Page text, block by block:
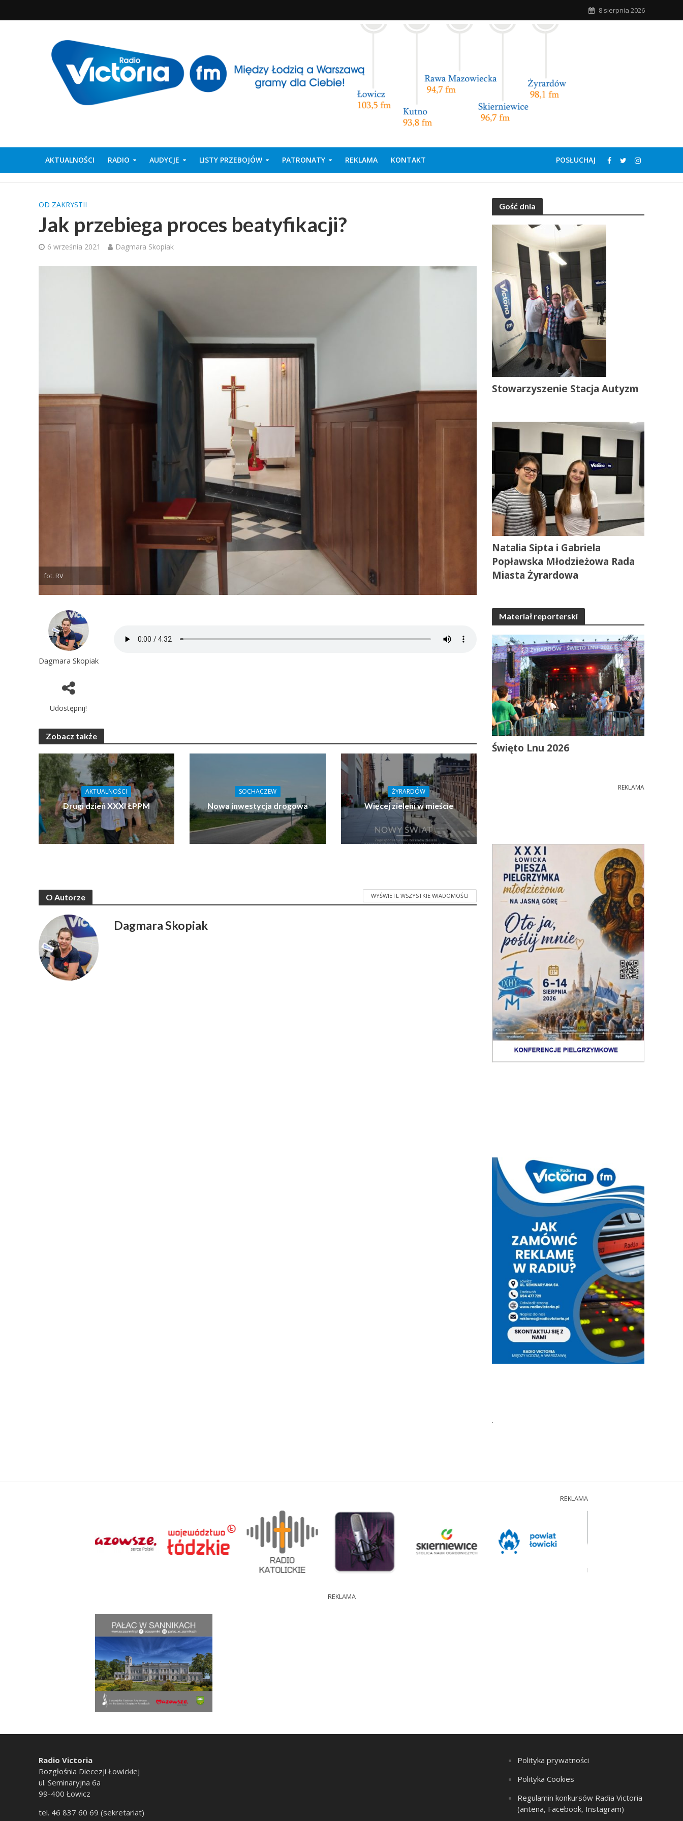
8 sierpnia 2026
AKTUALNOŚCI RADIO AUDYCJE LISTY PRZEBOJÓW PATRONATY REKLAMA KONTAKT POSŁUCHAJ
OD ZAKRYSTII
Jak przebiega proces beatyfikacji?
6 września 2021 Dagmara Skopiak
fot. RV
Dagmara Skopiak
Udostępnij!
Zobacz także
AKTUALNOŚCI
Drugi dzień XXXI ŁPPM
SOCHACZEW
Nowa inwestycja drogowa
ŻYRARDÓW
Więcej zieleni w mieście
O Autorze WYŚWIETL WSZYSTKIE WIADOMOŚCI
Dagmara Skopiak
Gość dnia
Stowarzyszenie Stacja Autyzm
Natalia Sipta i Gabriela
Popławska Młodzieżowa Rada
Miasta Żyrardowa
Materiał reporterski
Święto Lnu 2026
REKLAMA
.
REKLAMA
REKLAMA
Radio Victoria
Rozgłośnia Diecezji Łowickiej
ul. Seminaryjna 6a
99-400 Łowicz
tel. 46 837 60 69 (sekretariat)
Polityka prywatności
Polityka Cookies
Regulamin konkursów Radia Victoria
(antena, Facebook, Instagram)